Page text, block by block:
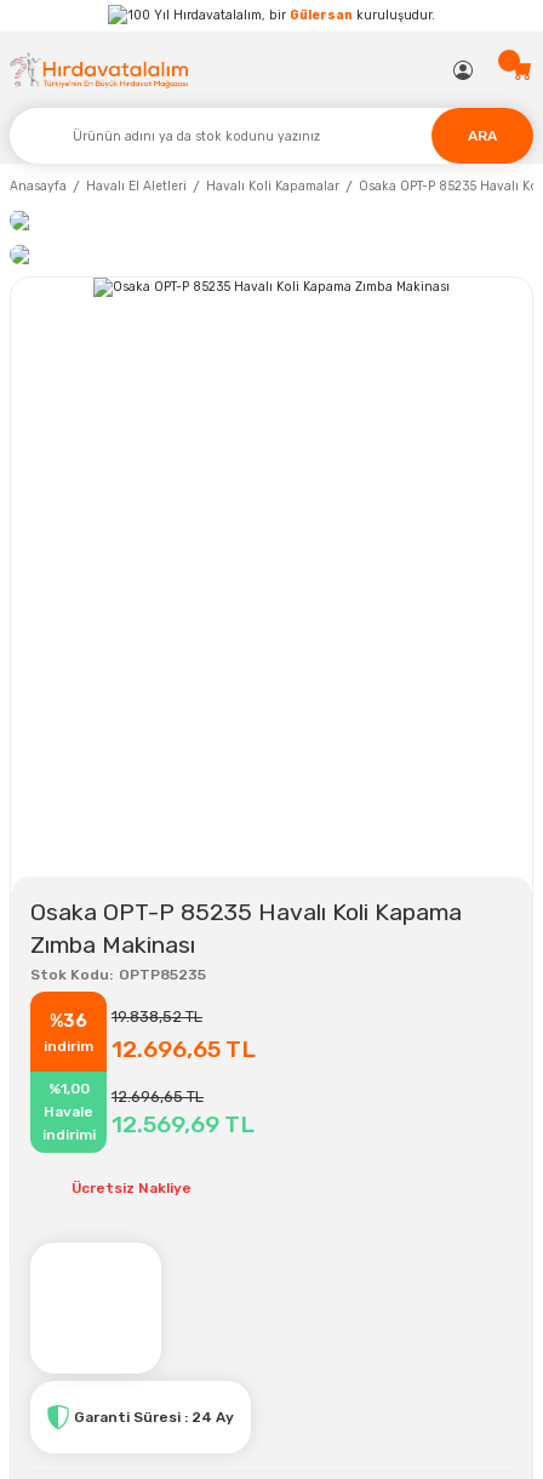
Hırdavatalalım, bir Gülersan kuruluşudur.
ARA
Anasayfa Havalı El Aletleri Havalı Koli Kapamalar Osaka OPT-P 85235 Havalı
Osaka OPT-P 85235 Havalı Koli Kapama
Zımba Makinası
Stok Kodu OPTP85235
%36
indirim
19.838,52 TL
12.696,65 TL
%1,00
Havale
indirimi
12.696,65 TL
12.569,69 TL
Ücretsiz Nakliye
Garanti Süresi : 24 Ay